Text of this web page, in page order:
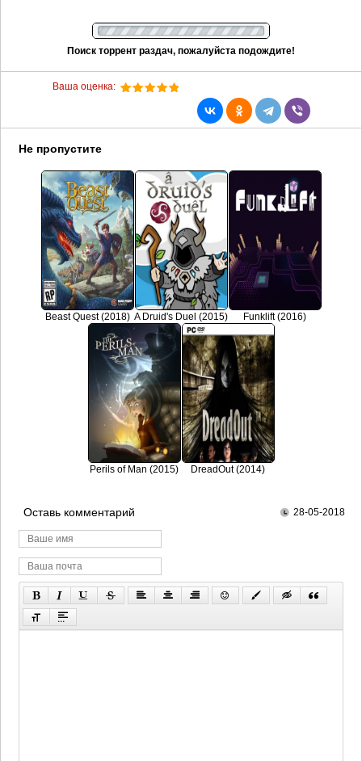
Поиск торрент раздач, пожалуйста подождите!
Ваша оценка:
Не пропустите
Beast Quest (2018) A Druid's Duel (2015) Funklift (2016)
Perils of Man (2015) DreadOut (2014)
Оставь комментарий 28-05-2018